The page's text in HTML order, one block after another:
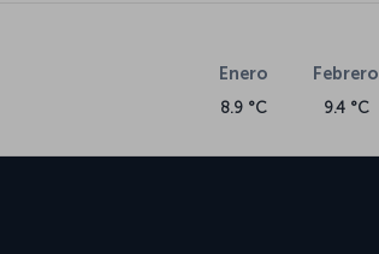
Enero
8.9 °C
Febrero
9.4 °C